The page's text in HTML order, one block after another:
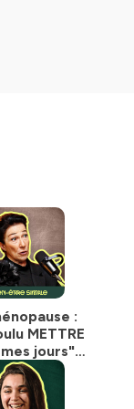
:
METTRE
mes jours"
[Rediff]